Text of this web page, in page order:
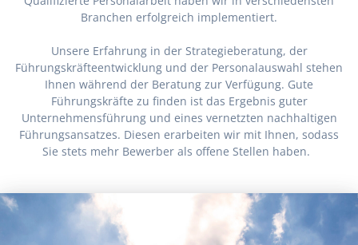
Branchen erfolgreich implementiert.
Unsere Erfahrung in der Strategieberatung, der
Führungskräfteentwicklung und der Personalauswahl stehen
Ihnen während der Beratung zur Verfügung. Gute
Führungskräfte zu finden ist das Ergebnis guter
Unternehmensführung und eines vernetzten nachhaltigen
Führungsansatzes. Diesen erarbeiten wir mit Ihnen, sodass
Sie stets mehr Bewerber als offene Stellen haben.